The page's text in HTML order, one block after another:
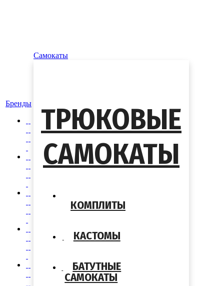
Бренды
Самокаты
ТРЮКОВЫЕ
САМОКАТЫ
КОМПЛИТЫ
КАСТОМЫ
БАТУТНЫЕ
САМОКАТЫ